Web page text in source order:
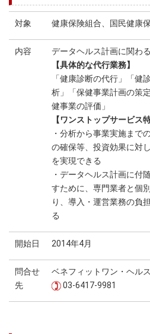
対象 健康保険組合、国民健康
内容
データヘルス計画に関わ
【具体的な代行業務】
「健康診断の代行」「健
析」「保健事業計画の策
健事業の評価」
【ワンストップサービス特
・分析から事業実施まで
の確保等、投資効果に対
を実現できる
・データヘルス計画に付
すために、専門業者と個
り、導入・運営業務の負
る
開始日 2014年4月
問合せ
先
ベネフィットワン・ヘル
03-6417-9981